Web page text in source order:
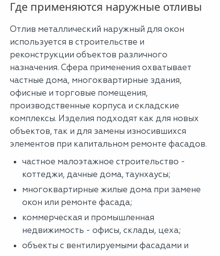
Где применяются наружные отливы
Отлив металлический наружный для окон
используется в строительстве и
реконструкции объектов различного
назначения. Сфера применения охватывает
частные дома, многоквартирные здания,
офисные и торговые помещения,
производственные корпуса и складские
комплексы. Изделия подходят как для новых
объектов, так и для замены износившихся
элементов при капитальном ремонте фасадов.
частное малоэтажное строительство -
коттеджи, дачные дома, таунхаусы;
многоквартирные жилые дома при замене
окон или ремонте фасада;
коммерческая и промышленная
недвижимость - офисы, склады, цеха;
объекты с вентилируемыми фасадами и